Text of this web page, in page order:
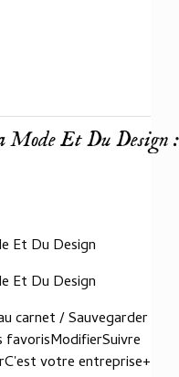
Mode Et Du Design :
Et Du Design
Et Du Design
carnet / Sauvegarder
votre entreprise+